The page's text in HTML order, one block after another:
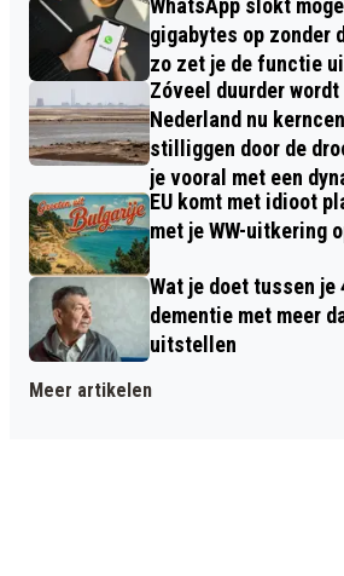
WhatsApp slokt
gigabytes op zonder
zo zet je de functie
Zóveel duurder
Nederland nu
stilliggen door de
je vooral met een
EU komt met idioot
met je WW-uitkering
Wat je doet tussen je
dementie met meer
uitstellen
Meer artikelen